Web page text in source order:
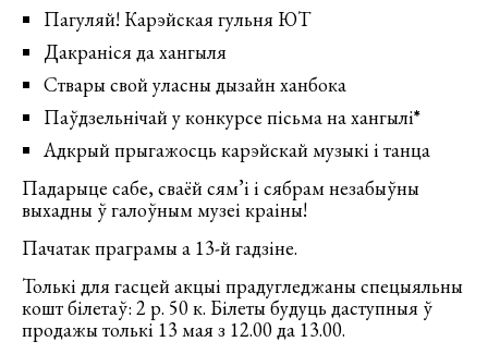
Пагуляй! Карэйская гульня ЮТ
Дакраніся да хангыля
Ствары свой уласны дызайн ханбока
Паўдзельнічай у конкурсе пісьма на хангылі*
Адкрый прыгажосць карэйскай музыкі і танца
Падарыце сабе, сваёй сям’і і сябрам незабыўны
выхадны ў галоўным музеі краіны!
Пачатак праграмы а 13-й гадзіне.
Толькі для гасцей акцыі прадугледжаны спецыяльны
кошт білетаў: 2 р. 50 к. Білеты будуць даступныя ў
продажы толькі 13 мая з 12.00 да 13.00.